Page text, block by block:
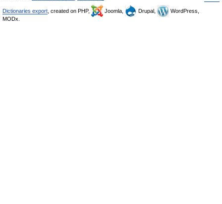
Dictionaries export , created on PHP, Joomla, Drupal,
WordPress,
MODx.